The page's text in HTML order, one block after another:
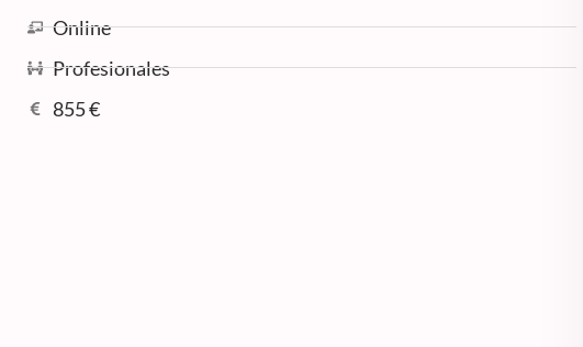
Online
Profesionales
855 €